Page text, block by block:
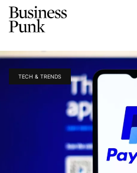
TECH & TRENDS